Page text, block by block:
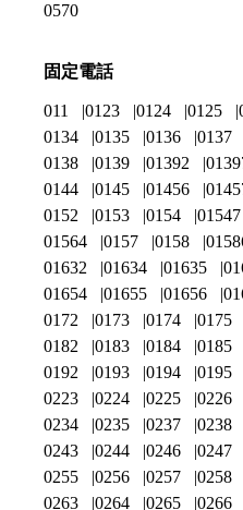
0570
固定電話
011 0123 0124 0125
0134
0135 0136 0137
0138
0139 01392
0144
0145 01456
0152
0153 0154 01547
01564
0157 0158
01632
01634 01635
01654
01655 01656
0172
0173 0174 0175
0182
0183 0184 0185
0192
0193 0194 0195
0223
0224 0225 0226
0234
0235 0237 0238
0243
0244 0246 0247
0255
0256 0257 0258
0263
0264 0265 0266